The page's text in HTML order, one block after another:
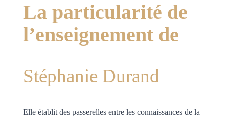
La particularité de
l’enseignement de
Stéphanie Durand
Elle établit des passerelles entre les connaissances de la